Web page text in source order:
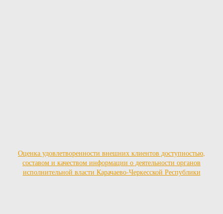
Оценка удовлетворенности внешних клиентов доступностью,
составом и качеством информации о деятельности органов
исполнительной власти Карачаево-Черкесской Республики